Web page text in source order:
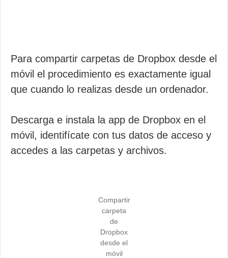
Para compartir carpetas de Dropbox desde el
móvil el procedimiento es exactamente igual
que cuando lo realizas desde un ordenador.
Descarga e instala la app de Dropbox en el
móvil, identifícate con tus datos de acceso y
accedes a las carpetas y archivos.
Compartir
carpeta
de
Dropbox
desde el
móvil